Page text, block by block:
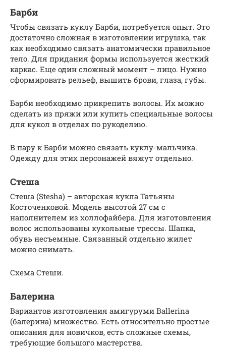
Барби
Чтобы связать куклу Барби, потребуется опыт. Это
достаточно сложная в изготовлении игрушка, так
как необходимо связать анатомически правильное
тело. Для придания формы используется жесткий
каркас. Еще один сложный момент – лицо. Нужно
сформировать рельеф, вышить брови, глаза, губы.
Барби необходимо прикрепить волосы. Их можно
сделать из пряжи или купить специальные волосы
для кукол в отделах по рукоделию.
В пару к Барби можно связать куклу-мальчика.
Одежду для этих персонажей вяжут отдельно.
Стеша
Стеша (Stesha) – авторская кукла Татьяны
Косточенковой. Модель высотой 27 см с
наполнителем из холлофайбера. Для изготовления
волос использованы кукольные трессы. Шапка,
обувь несъемные. Связанный отдельно жилет
можно снимать.
Схема Стеши.
Балерина
Вариантов изготовления амигуруми Ballerina
(балерина) множество. Есть относительно простые
описания для новичков, есть сложные схемы,
требующие большого мастерства.